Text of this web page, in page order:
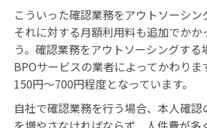
こういった確認業務をアウトソーシン
それに対する月額利用料も追加でかか
う。確認業務をアウトソーシングする
BPOサービスの業者によってかわりま
150円～700円程度となっています。
自社で確認業務を行う場合、本人確認